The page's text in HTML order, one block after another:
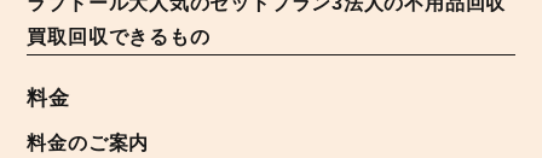
買取 回収できるもの
料金
料金のご案内